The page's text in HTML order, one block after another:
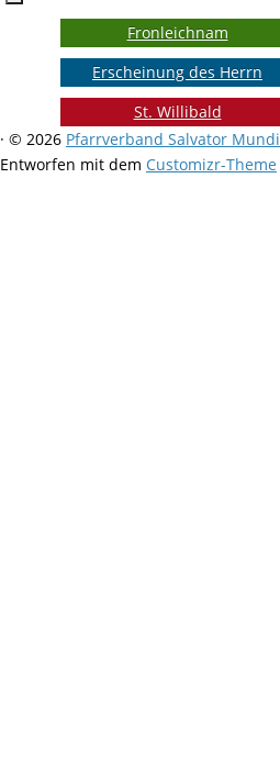
Fronleichnam
Erscheinung des Herrn
St. Willibald
· © 2026 Pfarrverband Salvator Mundi
Entworfen mit dem Customizr-Theme